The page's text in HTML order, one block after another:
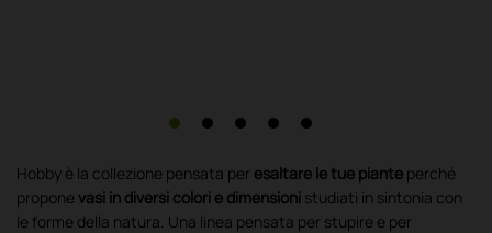
Hobby è la collezione pensata per esaltare le tue piante perché
propone vasi in diversi colori e dimensioni studiati in sintonia con
le forme della natura. Una linea pensata per stupire e per